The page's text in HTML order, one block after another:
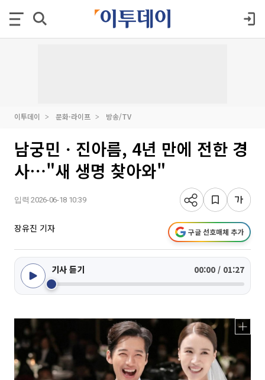
이투데이 문화·라이프 방송/TV
남궁민ㆍ진아름, 4년 만에 전한 경
사⋯"새 생명 찾아와"
입력 2026-06-18 10:39
장유진 기자 구글 선호매체 추가
기사 듣기 00:00 / 01:27